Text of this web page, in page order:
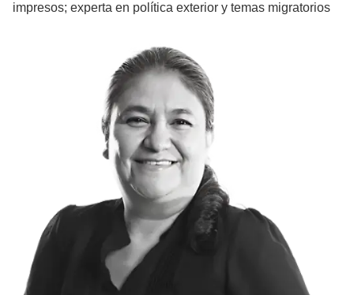
impresos; experta en política exterior y temas migratorios